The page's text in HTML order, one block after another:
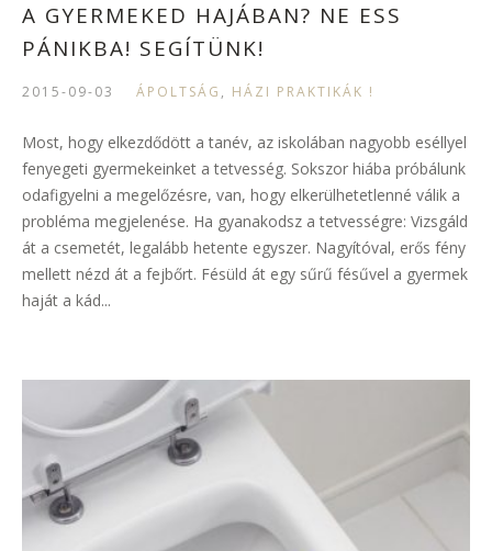
A GYERMEKED HAJÁBAN? NE ESS
PÁNIKBA! SEGÍTÜNK!
2015-09-03 ÁPOLTSÁG , HÁZI PRAKTIKÁK !
Most, hogy elkezdődött a tanév, az iskolában nagyobb eséllyel
fenyegeti gyermekeinket a tetvesség. Sokszor hiába próbálunk
odafigyelni a megelőzésre, van, hogy elkerülhetetlenné válik a
probléma megjelenése. Ha gyanakodsz a tetvességre: Vizsgáld
át a csemetét, legalább hetente egyszer. Nagyítóval, erős fény
mellett nézd át a fejbőrt. Fésüld át egy sűrű fésűvel a gyermek
haját a kád...